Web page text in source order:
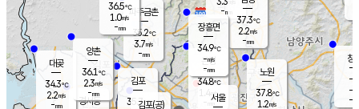
-mm
경서동
파주금촌
35.2℃
3.7m/s
-mm
대곶
34.3℃
2.2m/s
-mm
창
-
-m/
-
36.5℃
1.0m/s
-mm
김포
35.7℃
양촌
36.1℃
2.3m/s
-mm
은평
34.8℃
1.4 m/s
- mm
노원
37.8℃
1.2m/s
37.3℃
2.2m/s
-mm
장흥면
34.9℃
-m/s
-mm
김포(공)
서울